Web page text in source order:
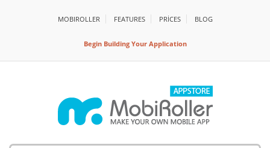
MOBIROLLER FEATURES PRİCES BLOG
Begin Building Your Application